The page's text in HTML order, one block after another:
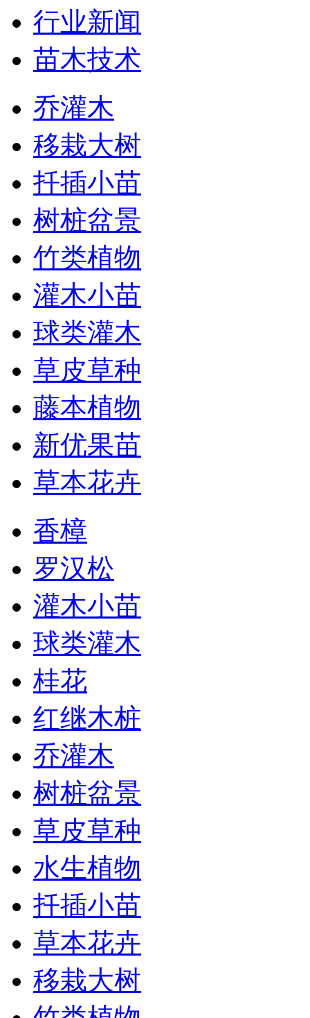
行业新闻
苗木技术
乔灌木
移栽大树
扦插小苗
树桩盆景
竹类植物
灌木小苗
球类灌木
草皮草种
藤本植物
新优果苗
草本花卉
香樟
罗汉松
灌木小苗
球类灌木
桂花
红继木桩
乔灌木
树桩盆景
草皮草种
水生植物
扦插小苗
草本花卉
移栽大树